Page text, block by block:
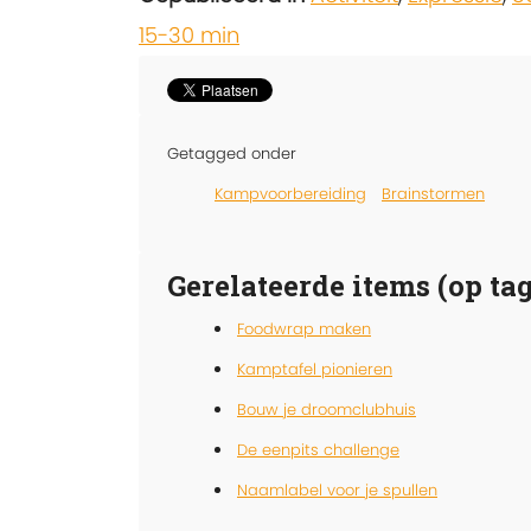
15-30 min
Getagged onder
Kampvoorbereiding
Brainstormen
Gerelateerde items (op
Foodwrap maken
Kamptafel pionieren
Bouw je droomclubhuis
De eenpits challenge
Naamlabel voor je spullen